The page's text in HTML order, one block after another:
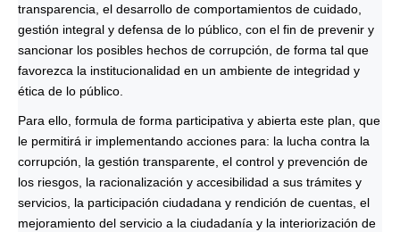
transparencia, el desarrollo de comportamientos de cuidado,
gestión integral y defensa de lo público, con el fin de prevenir y
sancionar los posibles hechos de corrupción, de forma tal que
favorezca la institucionalidad en un ambiente de integridad y
ética de lo público.
Para ello, formula de forma participativa y abierta este plan, que
le permitirá ir implementando acciones para: la lucha contra la
corrupción, la gestión transparente, el control y prevención de
los riesgos, la racionalización y accesibilidad a sus trámites y
servicios, la participación ciudadana y rendición de cuentas, el
mejoramiento del servicio a la ciudadanía y la interiorización de